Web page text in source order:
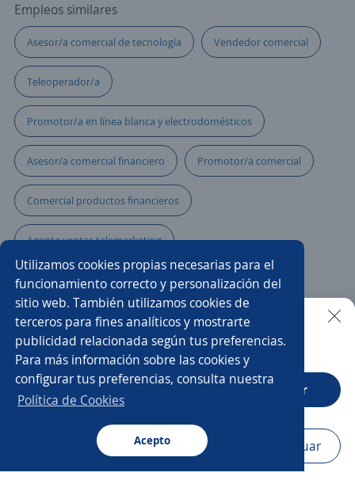
Utilizamos cookies propias necesarias para el
funcionamiento correcto y personalización del
sitio web. También utilizamos cookies de
terceros para fines analíticos y mostrarte
publicidad relacionada según tus preferencias.
Para más información sobre las cookies y
configurar tus preferencias, consulta nuestra
Política de Cookies
Acepto
Buscar Aplicaciones Avisos Favoritos
Empleos similares
Asesor/a comercial de tecnología Vendedor comercial
Teleoperador/a
Promotor/a en línea blanca y electrodomésticos
Asesor/a comercial financiero Promotor/a comercial
Comercial productos financieros
Agente ventas telemarketing
Asesor/a comercial agencia de viajes
Asesores/as financieros Asesor/a empresarial
Ejecutivo/a financiero Asesora de belleza
Asesor/a comercial punto de venta
Asesor/a comercial ferretero
Buscar es más fácil en la app
CT App Abrir
Navegador Continuar